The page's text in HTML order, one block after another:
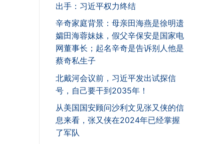
出手：习近平权力终结
辛奇家庭背景：母亲田海燕是徐明遗
孀田海蓉妹妹，假父辛保安是国家电
网董事长；起名辛奇是告诉别人他是
蔡奇私生子
北戴河会议前，习近平发出试探信
号，自己要干到2035年！
从美国国安顾问沙利文见张又侠的信
息来看，张又侠在2024年已经掌握
了军队